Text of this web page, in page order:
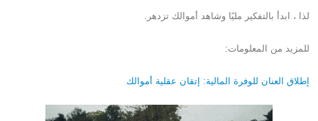
لذا ، ابدأ بالتفكير مليًا وشاهد أموالك تزدهر.
للمزيد من المعلومات:
إطلاق العنان للوفرة المالية: إتقان عقلية أموالك